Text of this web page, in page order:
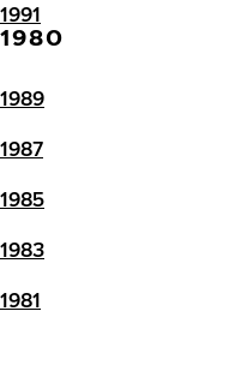
1991
1980
1989
1987
1985
1983
1981